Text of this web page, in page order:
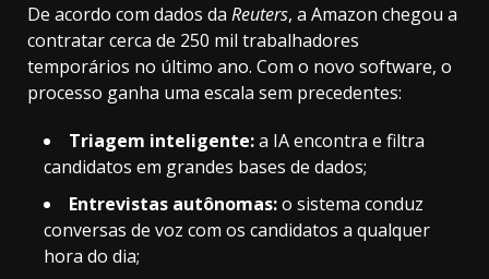
De acordo com dados da Reuters, a Amazon chegou a
contratar cerca de 250 mil trabalhadores
temporários no último ano. Com o novo software, o
processo ganha uma escala sem precedentes:
Triagem inteligente:a IA encontra e filtra
candidatos em grandes bases de dados;
Entrevistas autônomas:o sistema conduz
conversas de voz com os candidatos a qualquer
hora do dia;